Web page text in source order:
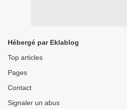
Hébergé par Eklablog
Top articles
Pages
Contact
Signaler un abus